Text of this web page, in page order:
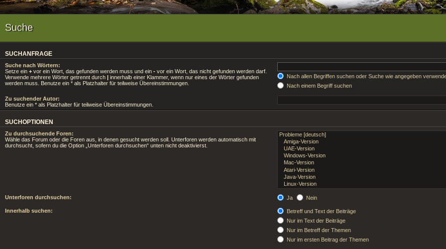
Suche
SUCHANFRAGE
Suche nach Wörtern:
Setze ein + vor ein Wort, das gefunden werden muss und ein - vor ein Wort, das nicht gefunden werden darf.
Verwende mehrere Wörter getrennt durch | innerhalb einer Klammer, wenn nur eines der Wörter gefunden
werden muss. Benutze ein * als Platzhalter für teilweise Übereinstimmungen.
Nach allen Begriffen suchen oder Suche wie angegeben
Nach einem Begriff suchen
Zu suchender Autor:
Benutze ein * als Platzhalter für teilweise Übereinstimmungen.
SUCHOPTIONEN
Zu durchsuchende Foren:
Wähle das Forum oder die Foren aus, in denen gesucht werden soll. Unterforen werden automatisch mit
durchsucht, sofern du die Option „Unterforen durchsuchen“ unten nicht deaktivierst.
Unterforen durchsuchen: Ja Nein
Innerhalb suchen:
Betreff und Text der Beiträge
Nur im Text der Beiträge
Nur im Betreff der Themen
Nur im ersten Beitrag der Themen